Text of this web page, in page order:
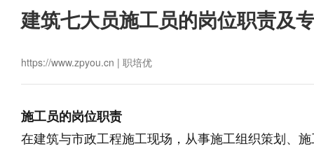
建筑七大员施工员的岗位职责及
https://www.zpyou.cn | 职培优
施工员的岗位职责
在建筑与市政工程施工现场，从事施工组织策划、